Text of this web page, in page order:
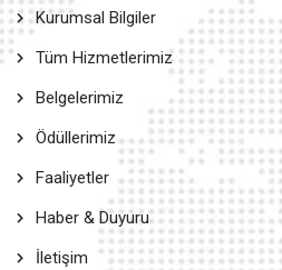
Kurumsal Bilgiler
Tüm Hizmetlerimiz
Belgelerimiz
Ödüllerimiz
Faaliyetler
Haber & Duyuru
İletişim